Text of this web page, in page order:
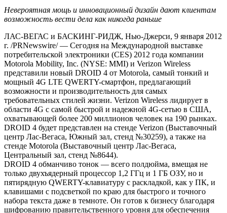
Невероятная мощь и инновационный дизайн дают клиентам
возможность вести дела как никогда раньше
ЛАС-ВЕГАС и БАСКИНГ-РИДЖ, Нью-Джерси, 9 января 2012
г. /PRNewswire/ — Сегодня на Международной выставке
потребительской электроники (CES) 2012 года компании
Motorola Mobility, Inc. (NYSE: MMI) и Verizon Wireless
представили новый DROID 4 от Motorola, самый тонкий и
мощный 4G LTE QWERTY-смартфон, предлагающий
возможности и производительность для самых
требовательных стилей жизни. Verizon Wireless лидирует в
области 4G с самой быстрой и надежной 4G-сетью в США,
охватывающей более 200 миллионов человек на 190 рынках.
DROID 4 будет представлен на стенде Verizon (Выставочный
центр Лас-Вегаса, Южный зал, стенд №30259), а также на
стенде Motorola (Выставочный центр Лас-Вегаса,
Центральный зал, стенд №8644).
DROID 4 обманчиво тонок — всего полдюйма, вмещая не
только двухъядерный процессор 1,2 ГГц и 1 ГБ ОЗУ, но и
пятирядную QWERTY-клавиатуру с раскладкой, как у ПК, и
клавишами с подсветкой по краю для быстрого и точного
набора текста даже в темноте. Он готов к бизнесу благодаря
шифрованию правительственного уровня для обеспечения